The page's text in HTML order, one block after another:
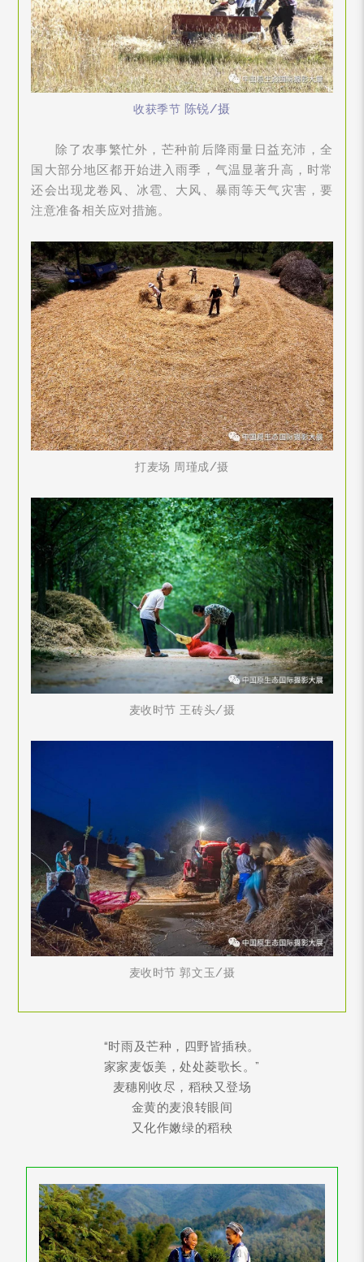
收获季节 陈锐/摄
除了农事繁忙外，芒种前后降雨量日益充沛，全
国大部分地区都开始进入雨季，气温显著升高，时常
还会出现龙卷风、冰雹、大风、暴雨等天气灾害，要
注意准备相关应对措施。
打麦场 周瑾成/摄
麦收时节 王砖头/摄
麦收时节 郭文玉/摄
“时雨及芒种，四野皆插秧。
家家麦饭美，处处菱歌长。”
麦穗刚收尽，稻秧又登场
金黄的麦浪转眼间
又化作嫩绿的稻秧